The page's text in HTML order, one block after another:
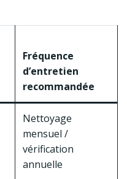
Fréquence
d’entretien
recommandée
Nettoyage
mensuel /
vérification
annuelle